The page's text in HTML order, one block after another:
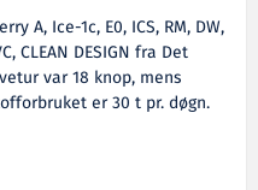
A, Ice-1c, E0, ICS, RM, DW,
CLEAN DESIGN fra Det
var 18 knop, mens
er 30 t pr. døgn.